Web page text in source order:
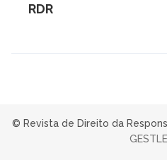
RDR
© Revista de Direito da